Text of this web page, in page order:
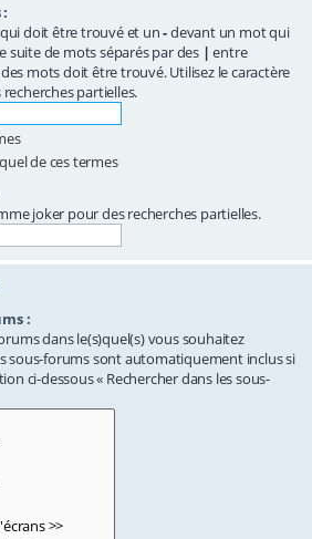
doit être trouvé et un-devant un mot qui
suite de mots séparés par des | entre
mots doit être trouvé. Utilisez le caractère
partielles.
de ces termes
joker pour des recherches partielles.
:
dans le(s)quel(s) vous souhaitez
sous-forums sont automatiquement inclus si
ci-dessous « Rechercher dans les sous-